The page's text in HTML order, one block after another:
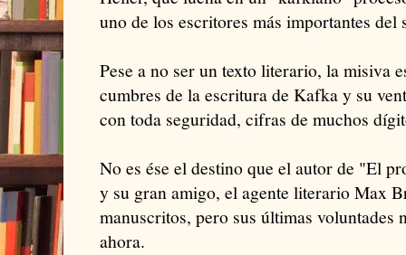
uno de los escritores más importantes
Pese a no ser un texto literario, la misiva
cumbres de la escritura de Kafka y su
con toda seguridad, cifras de muchos
No es ése el destino que el autor de "El
y su gran amigo, el agente literario Max
manuscritos, pero sus últimas voluntades
ahora.